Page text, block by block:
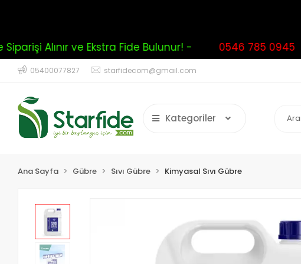
Alınır ve Ekstra Fide Bulunur! - 0546 785 0945
05400077827 starfidecom@gmail.com
Kategoriler
Ana Sayfa Gübre Sıvı Gübre Kimyasal Sıvı Gübre